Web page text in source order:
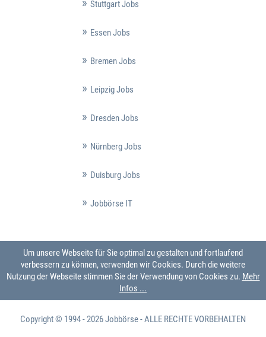
Stuttgart Jobs
Essen Jobs
Bremen Jobs
Leipzig Jobs
Dresden Jobs
Nürnberg Jobs
Duisburg Jobs
Jobbörse IT
Um unsere Webseite für Sie optimal zu gestalten und fortlaufend
verbessern zu können, verwenden wir Cookies. Durch die weitere
Nutzung der Webseite stimmen Sie der Verwendung von Cookies zu. Mehr
Infos ...
Copyright © 1994 - 2026Jobbörse- ALLE RECHTE VORBEHALTEN